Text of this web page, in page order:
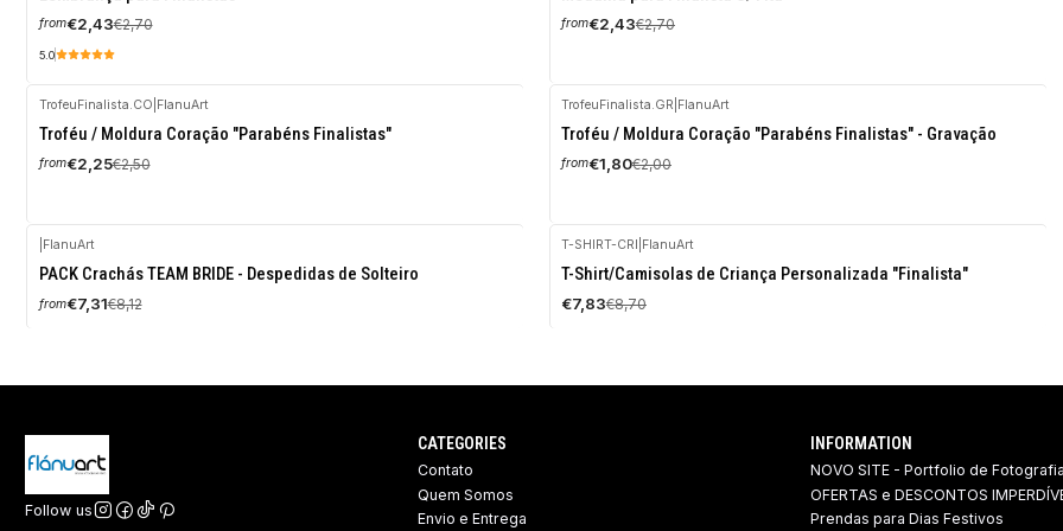
from€2,43€2,70
5.0
from€2,43€2,70
-10%
OFF
TrofeuFinalista.CO FlanuArt
Troféu / Moldura Coração "Parabéns Finalistas"
from€2,25€2,50
-10%
OFF
TrofeuFinalista.GR FlanuArt
Troféu / Moldura Coração "Parabéns Finalistas" - Gravação
from€1,80€2,00
-10%
OFF
FlanuArt
PACK Crachás TEAM BRIDE - Despedidas de Solteiro
from€7,31€8,12
-10%
OFF
T-SHIRT-CRI FlanuArt
T-Shirt/Camisolas de Criança Personalizada "Finalista"
€7,83€8,70
Follow us
CATEGORIES
Contato
Quem Somos
Envio e Entrega
INFORMATION
NOVO SITE - Portfolio de Fotografia
OFERTAS e DESCONTOS
Prendas para Dias Festivos